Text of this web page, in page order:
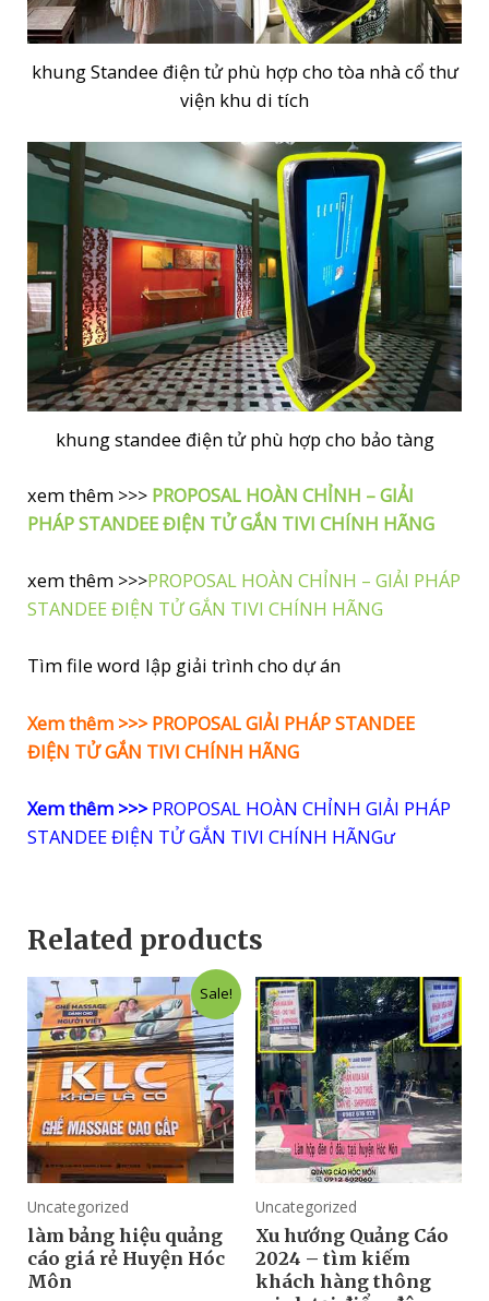
khung Standee điện tử phù hợp cho tòa nhà cổ thư
viện khu di tích
khung standee điện tử phù hợp cho bảo tàng
xem thêm >>> PROPOSAL HOÀN CHỈNH – GIẢI
PHÁP STANDEE ĐIỆN TỬ GẮN TIVI CHÍNH HÃNG
xem thêm >>>PROPOSAL HOÀN CHỈNH – GIẢI PHÁP
STANDEE ĐIỆN TỬ GẮN TIVI CHÍNH HÃNG
Tìm file word lập giải trình cho dự án
Xem thêm >>>PROPOSAL GIẢI PHÁP STANDEE
ĐIỆN TỬ GẮN TIVI CHÍNH HÃNG
Xem thêm >>> PROPOSAL HOÀN CHỈNH GIẢI PHÁP
STANDEE ĐIỆN TỬ GẮN TIVI CHÍNH HÃNGư
Related products
Sale!
Uncategorized
làm bảng hiệu quảng
cáo giá rẻ Huyện Hóc
Môn
Uncategorized
Xu hướng Quảng Cáo
2024 – tìm kiếm
khách hàng thông